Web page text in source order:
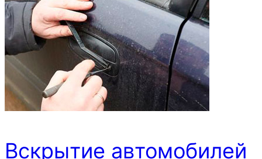
Вскрытие автомобилей